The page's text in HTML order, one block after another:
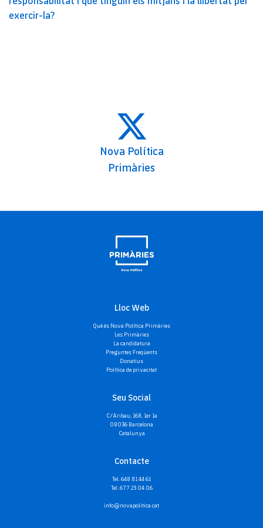
exercir-la?
Nova Política
Primàries
Lloc Web
Què és Nova Política Primàries
Les Primàries
La candidatura
Preguntes Freqüents
Donatius
Política de privacitat
Seu Social
C/Aribau, 168, 1er 1a
08036 Barcelona
Catalunya
Contacte
Tel. 648 81 44 61
Tel. 677 23 04 06
info@novapolitica.cat